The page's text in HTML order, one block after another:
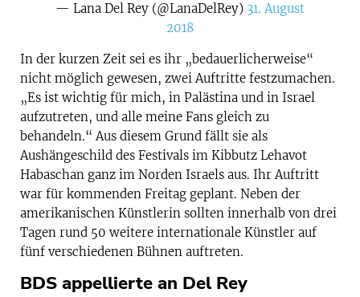
— Lana Del Rey (@LanaDelRey) 31. August
2018
In der kurzen Zeit sei es ihr „bedauerlicherweise“
nicht möglich gewesen, zwei Auftritte festzumachen.
„Es ist wichtig für mich, in Palästina und in Israel
aufzutreten, und alle meine Fans gleich zu
behandeln.“ Aus diesem Grund fällt sie als
Aushängeschild des Festivals im Kibbutz Lehavot
Habaschan ganz im Norden Israels aus. Ihr Auftritt
war für kommenden Freitag geplant. Neben der
amerikanischen Künstlerin sollten innerhalb von drei
Tagen rund 50 weitere internationale Künstler auf
fünf verschiedenen Bühnen auftreten.
BDS appellierte an Del Rey